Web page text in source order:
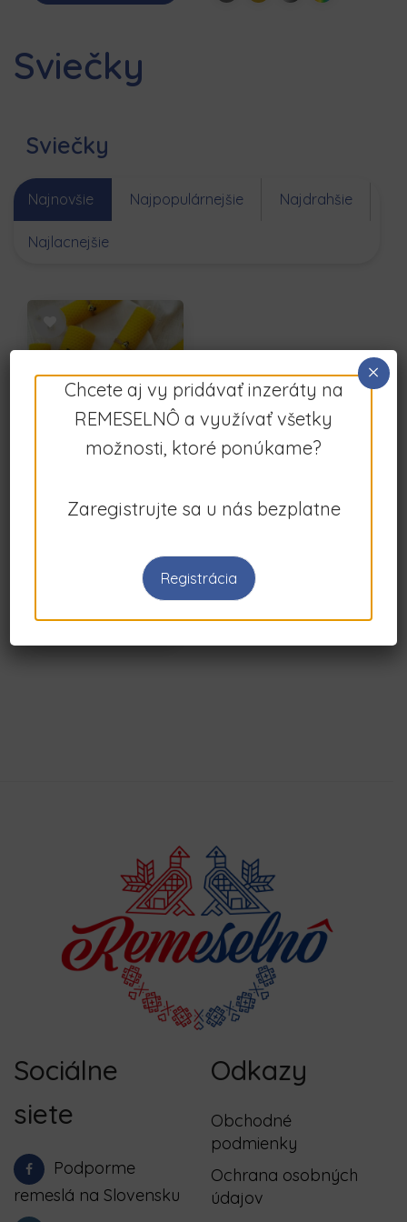
Sviečky
Sviečky
Najnovšie Najpopulárnejšie Najdrahšie
Najlacnejšie
Sviečky zo 100% včel...
0.99€(Fixná)
Sociálne
siete
Podporme
remeslá na Slovensku
Odkazy
Obchodné
podmienky
Ochrana osobných
údajov
Chcete aj vy pridávať inzeráty na
REMESELNÔ a využívať všetky
možnosti, ktoré ponúkame?
Zaregistrujte sa u nás bezplatne
Registrácia
×